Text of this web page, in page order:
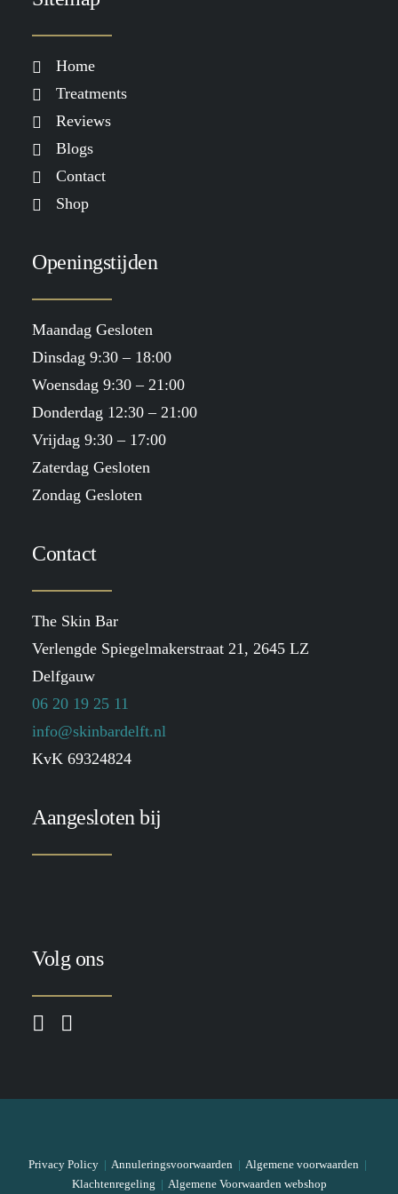
Home
Treatments
Reviews
Blogs
Contact
Shop
Openingstijden
Maandag Gesloten
Dinsdag 9:30 – 18:00
Woensdag 9:30 – 21:00
Donderdag 12:30 – 21:00
Vrijdag 9:30 – 17:00
Zaterdag Gesloten
Zondag Gesloten
Contact
The Skin Bar
Verlengde Spiegelmakerstraat 21, 2645 LZ
Delfgauw
06 20 19 25 11
info@skinbardelft.nl
KvK 69324824
Aangesloten bij
Volg ons
Privacy Policy | Annuleringsvoorwaarden | Algemene voorwaarden |
Klachtenregeling | Algemene Voorwaarden webshop